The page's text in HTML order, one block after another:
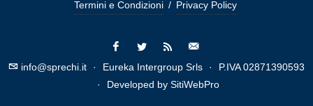
Termini e Condizioni / Privacy Policy
info@sprechi.it · Eureka Intergroup Srls ·
P.IVA 02871390593
·
Developed by SitiWebPro